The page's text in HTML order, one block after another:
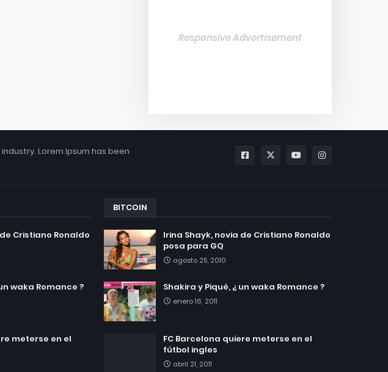
Responsive Advertisement
Lorem Ipsum has been
Cristiano Ronaldo
waka Romance ?
meterse en el
BITCOIN
Irina Shayk, novia de Cristiano Ronaldo
posa para GQ
agosto 25, 2010
Shakira y Piqué, ¿ un waka Romance ?
enero 16, 2011
FC Barcelona quiere meterse en el
fútbol ingles
abril 21, 2011